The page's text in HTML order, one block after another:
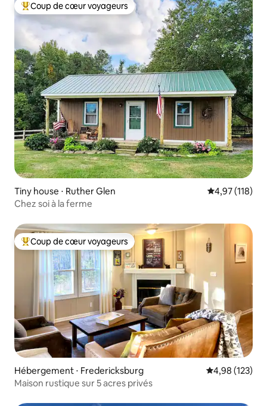
Coups de cœur voyageurs les plus appréciés
Coup de cœur voyageurs
Tiny house ⋅ Ruther Glen Évaluation
4,97 (118)
Chez soi à la ferme
Coups de cœur voyageurs les plus appréciés
Coup de cœur voyageurs
Hébergement ⋅ Fredericksburg Évaluation
4,98 (123)
Maison rustique sur 5 acres privés